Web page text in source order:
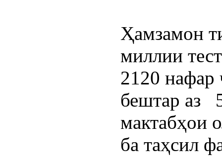
Ҳамзамон
миллии
2120
бештар аз
мактабҳои
ба таҳсил